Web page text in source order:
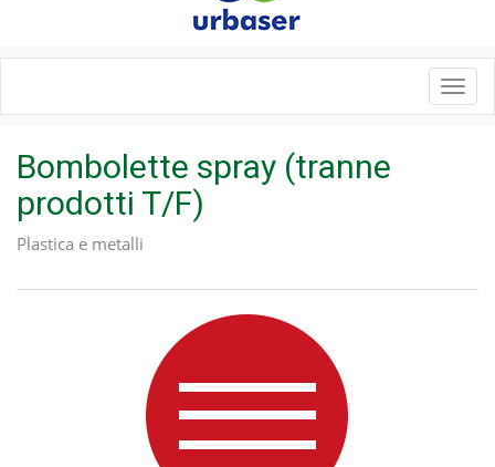
Bombolette spray (tranne
prodotti T/F)
Plastica e metalli